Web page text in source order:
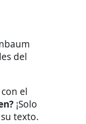
del
el
¡Solo
texto.